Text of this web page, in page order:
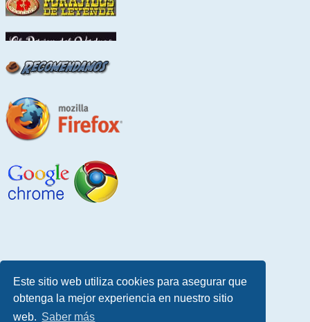
Este sitio web utiliza cookies para asegurar que
obtenga la mejor experiencia en nuestro sitio
web. Saber más